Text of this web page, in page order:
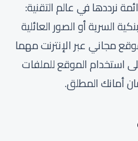
نرددها في عالم التقنية:
السرية أو الصور العائلية
مجاني عبر الإنترنت مهما
استخدام الموقع للملفات
أمانك المطلق.